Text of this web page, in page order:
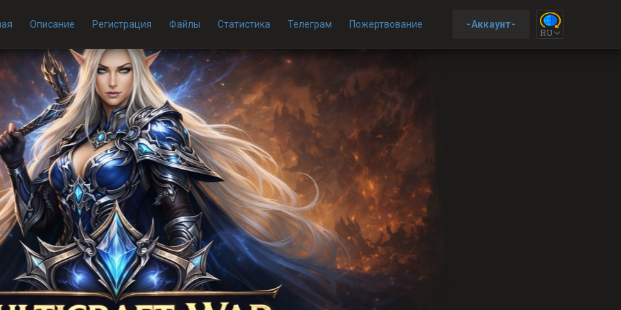
Описание Регистрация Файлы Статистика Телеграм Пожертвование -Аккаунт-
RU